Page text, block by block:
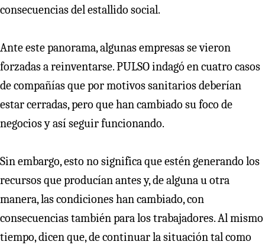
consecuencias del estallido social.
Ante este panorama, algunas empresas se vieron
forzadas a reinventarse. PULSO indagó en cuatro casos
de compañías que por motivos sanitarios deberían
estar cerradas, pero que han cambiado su foco de
negocios y así seguir funcionando.
Sin embargo, esto no significa que estén generando los
recursos que producían antes y, de alguna u otra
manera, las condiciones han cambiado, con
consecuencias también para los trabajadores. Al mismo
tiempo, dicen que, de continuar la situación tal como